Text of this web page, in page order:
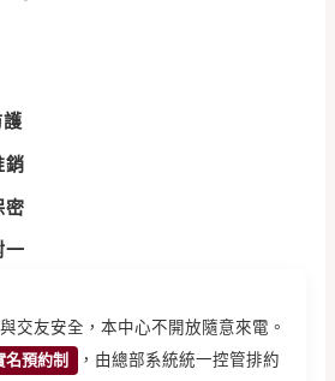
銷
密
一
交友安全，本中心不開放隨意來電。
名預約制
，由總部系統統一控管排約